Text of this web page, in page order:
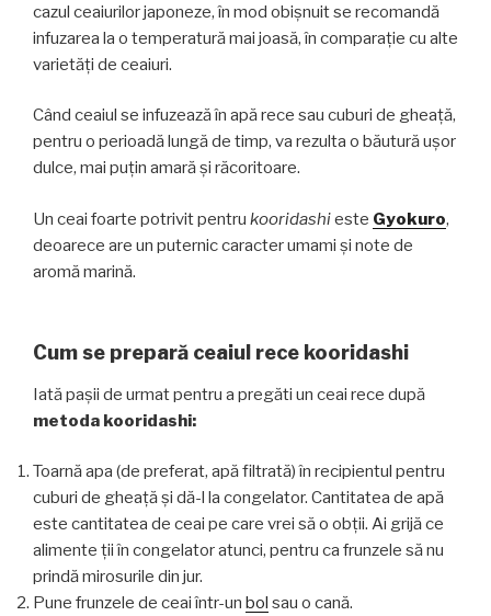
cazul ceaiurilor japoneze, în mod obișnuit se recomandă
infuzarea la o temperatură mai joasă, în comparație cu alte
varietăți de ceaiuri.
Când ceaiul se infuzează în apă rece sau cuburi de gheață,
pentru o perioadă lungă de timp, va rezulta o băutură ușor
dulce, mai puțin amară și răcoritoare.
Un ceai foarte potrivit pentru kooridashieste Gyokuro,
deoarece are un puternic caracter umami și note de
aromă marină.
Cum se prepară ceaiul rece kooridashi
Iată pașii de urmat pentru a pregăti un ceai rece după
metoda kooridashi:
Toarnă apa (de preferat, apă filtrată) în recipientul pentru
cuburi de gheață și dă-l la congelator. Cantitatea de apă
este cantitatea de ceai pe care vrei să o obții. Ai grijă ce
alimente ții în congelator atunci, pentru ca frunzele să nu
prindă mirosurile din jur.
Pune frunzele de ceai într-un bol sau o cană.